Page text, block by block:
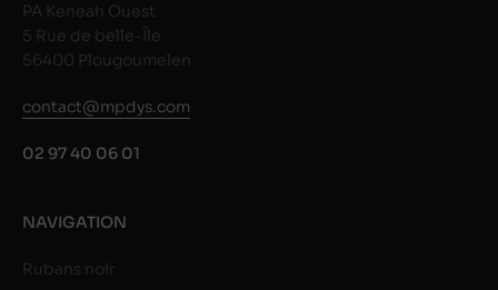
PA Keneah Ouest
5 Rue de belle-Île
56400 Plougoumelen
contact@mpdys.com
02 97 40 06 01
NAVIGATION
Rubans noir